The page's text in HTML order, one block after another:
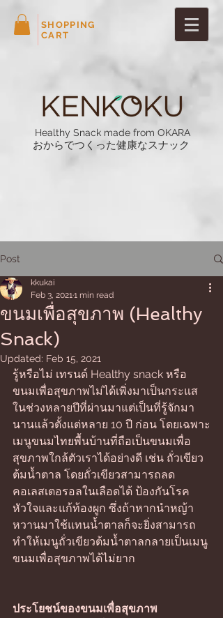
SHOPPING
CART
Healthy Snack made from OKARA
おからでつくった健康なスナック
Post
ขนมเพื่อสุขภาพ (Healthy
Snack)
kkukai
Feb 3, 20211 min read
Updated: Feb 15, 2021
รู้หรือไม่ เทรนด์ Healthy snack หรือ
ขนมเพื่อสุขภาพไม่ได้เพิ่งมาเป็นกระแส
ในช่วงหลายปีที่ผ่านมาแต่เป็นที่รู้จักมา
นานแล้วตั้งแต่หลาย 10 ปี ก่อน โดยเฉพาะ
เมนูขนมไทยพื้นบ้านที่ถือเป็นขนมเพื่อ
สุขภาพใกล้ตัวเราได้อย่างดี เช่น ถั่วเขียว
ต้มน้ำตาล โดยถั่วเขียวสามารถลด
คอเลสเตอรอลในเลือดได้ ป้องกันโรค
หัวใจและแก้ท้องผูก ซึ่งถ้าหากนำหญ้า
หวานมาใช้แทนน้ำตาลก็จะยิ่งสามารถ
ทำให้เมนูถั่วเขียวต้มน้ำตาลกลายเป็นเมนู
ขนมเพื่อสุขภาพได้ไม่ยาก
ประโยชน์ของขนมเพื่อสุขภาพ